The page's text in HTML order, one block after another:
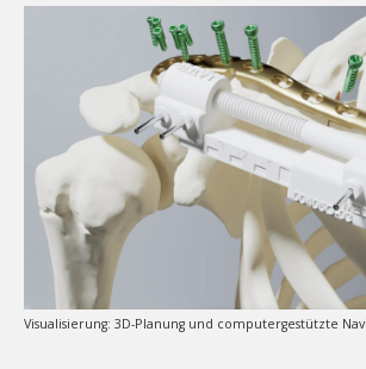
Visualisierung: 3D-Planung und computergestützte